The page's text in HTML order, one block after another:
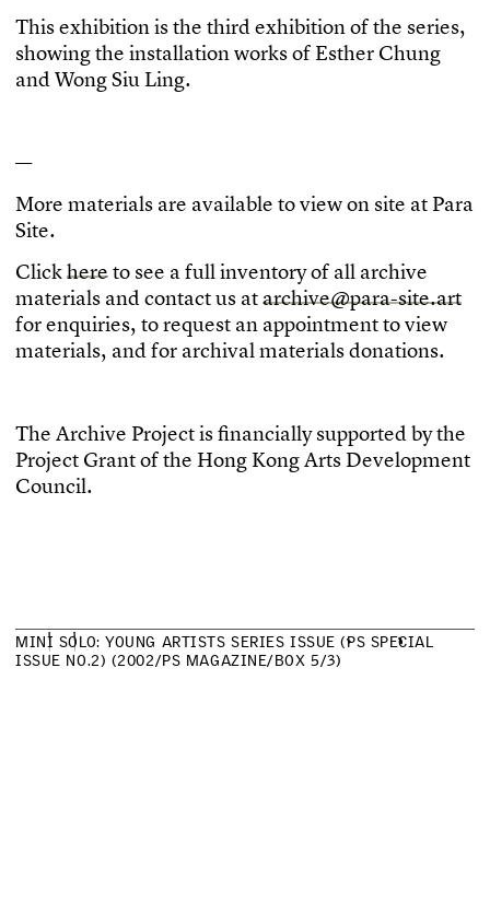
Thisexhibitionisthe thirdexhibitionofthe series,
showingthe installationworksof Esther Chung
andWongSiu Ling.
—
More materials are available toviewon site at Para
Site.
Clickhereto see a fullinventoryof all archive
materials andcontactus atarchive@para-site.art
forenquiries, torequest an appointmenttoview
materials, andfor archivalmaterialsdonations.
The Archive Projectisfnancially supportedbythe
Project Grantofthe Hong KongArts Development
Council.
MINI SOLO: YOUNG ARTISTS SERIES ISSUE (PS SPECIAL
ISSUE NO.2) (2002/PS MAGAZINE/BOX 5/3)